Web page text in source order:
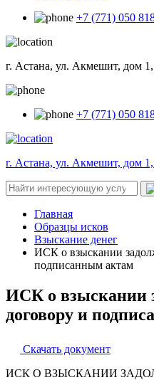
+7 (771) 050
г. Астана, ул. Акмешит, дом
+7 (771) 050
г. Астана, ул. Акмешит, дом
Главная
Образцы исков
Взыскание денег
ИСК о взыскании
подписанным актам
ИСК о взыскании
договору и
Скачать документ
ИСК О ВЗЫСКАНИИ